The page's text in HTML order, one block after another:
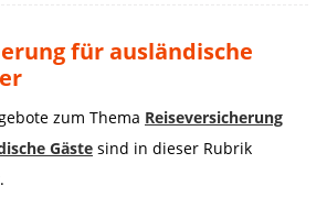
für ausländische
zum Thema Reiseversicherung
Gästesind in dieser Rubrik